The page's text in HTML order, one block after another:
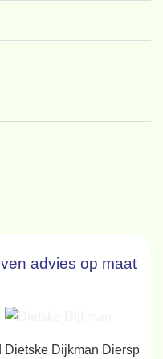
advies op maat
Dietske Dijkman